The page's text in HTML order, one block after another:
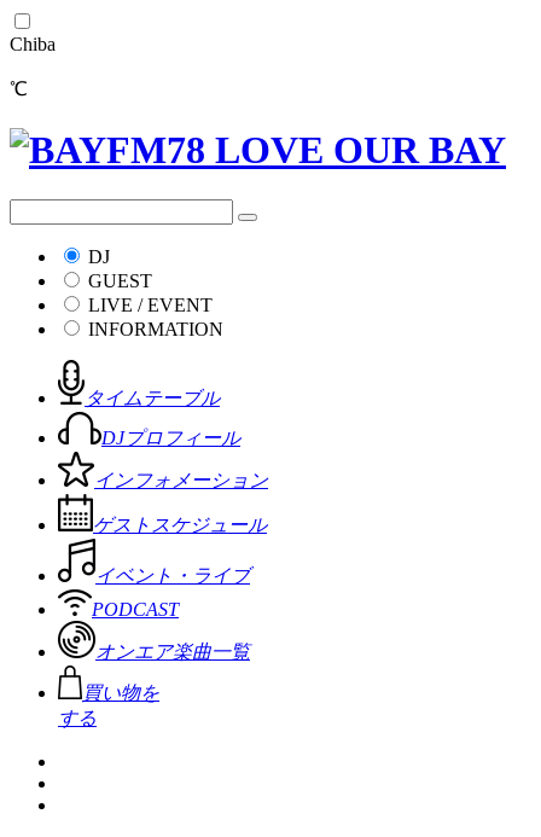
Chiba
℃
DJ
GUEST
LIVE / EVENT
INFORMATION
タイムテーブル
DJプロフィール
インフォメーション
ゲストスケジュール
イベント・ライブ
PODCAST
オンエア楽曲一覧
買い物を
する